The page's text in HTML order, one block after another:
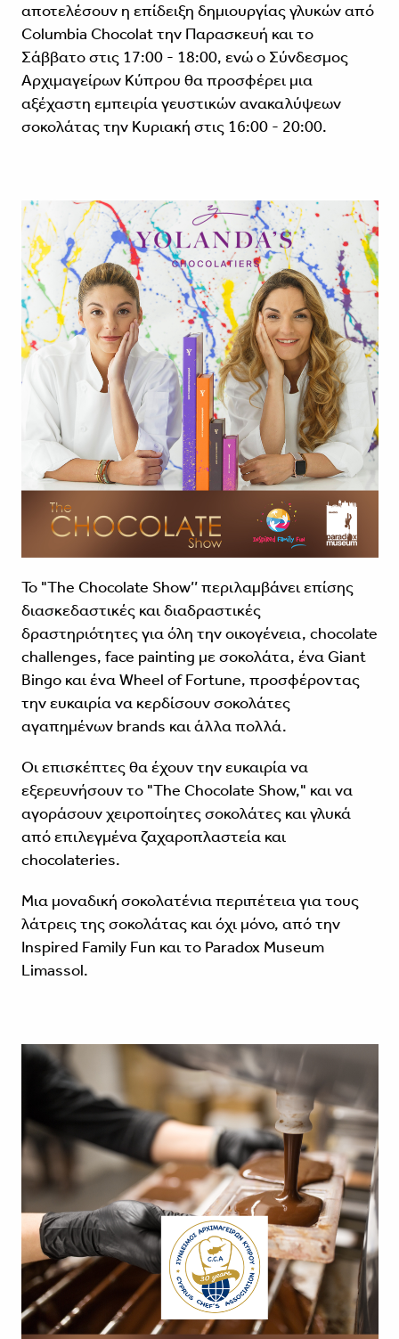
αποτελέσουν η επίδειξη δημιουργίας γλυκών από
Columbia Chocolat την Παρασκευή και το
Σάββατο στις 17:00 - 18:00, ενώ ο Σύνδεσμος
Αρχιμαγείρων Κύπρου θα προσφέρει μια
αξέχαστη εμπειρία γευστικών ανακαλύψεων
σοκολάτας την Κυριακή στις 16:00 - 20:00.
Το "The Chocolate Show’’περιλαμβάνει επίσης
διασκεδαστικές και διαδραστικές
δραστηριότητες για όλη την οικογένεια, chocolate
challenges, face painting με σοκολάτα, ένα Giant
Bingo και ένα Wheel of Fortune, προσφέροντας
την ευκαιρία να κερδίσουν σοκολάτες
αγαπημένων brands και άλλα πολλά.
Οι επισκέπτες θα έχουν την ευκαιρία να
εξερευνήσουν το "The Chocolate Show," και να
αγοράσουν χειροποίητες σοκολάτες και γλυκά
από επιλεγμένα ζαχαροπλαστεία και
chocolateries.
Μια μοναδική σοκολατένια περιπέτεια για τους
λάτρεις της σοκολάτας και όχι μόνο, από την
Inspired Family Fun και το Paradox Museum
Limassol.